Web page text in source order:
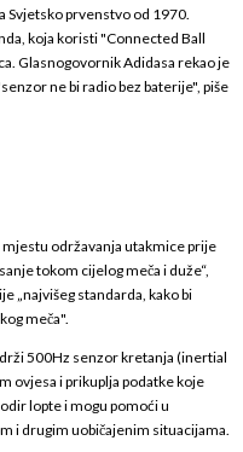
Svjetsko prvenstvo od 1970.
koja koristi "Connected Ball
Glasnogovornik Adidasa rekao je
ne bi radio bez baterije", piše
mjestu održavanja utakmice prije
tokom cijelog meča i duže“,
„najvišeg standarda, kako bi
meča".
500Hz senzor kretanja (inertial
ovjesa i prikuplja podatke koje
lopte i mogu pomoći u
i drugim uobičajenim situacijama.